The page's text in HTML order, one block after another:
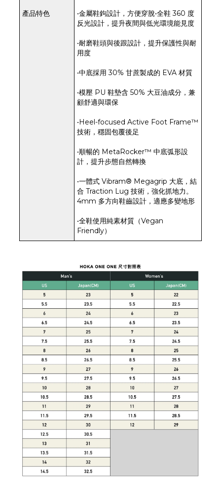
產品特色
•金屬鞋鉤設計，方便穿脫•全鞋 360 度
反光設計，提升夜間與低光環境能見度
•耐磨鞋頭與後跟設計，提升保護性與耐
用度
•中底採用 30% 甘蔗製成的 EVA 材質
•模壓 PU 鞋墊含 50% 大豆油成分，兼
顧舒適與環保
•Heel-focused Active Foot Frame™
技術，穩固包覆後足
•順暢的 MetaRocker™ 中底弧形設
計，提升步態自然轉換
•一體式 Vibram® Megagrip 大底，結
合 Traction Lug 技術，強化抓地力。
4mm 多方向鞋齒設計，適應多變地形
•全鞋使用純素材質（Vegan
Friendly）